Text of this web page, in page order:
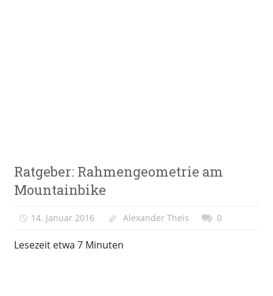
Ratgeber: Rahmengeometrie am
Mountainbike
14. Januar 2016 Alexander Theis 0
Lesezeit etwa 7 Minuten